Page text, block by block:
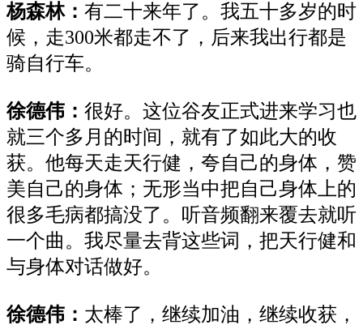
杨森林： 有二十来年了。我五十多岁的时
候 ， 走300米都走不了，后来我出行都是
骑自行车。
徐德伟： 很好。这位谷友正式进来学习也
就三个多月的时间，就有了如此大的收
获。他每天走天行健，夸自己的身体，赞
美自己的身体 ； 无形当中把自己身体上的
很多毛病都搞没了。 听音频翻来覆去就听
一个曲。我尽量去背这些词，把天行健和
与身体对话做好。
徐德伟： 太棒了，继续加油，继续收获，